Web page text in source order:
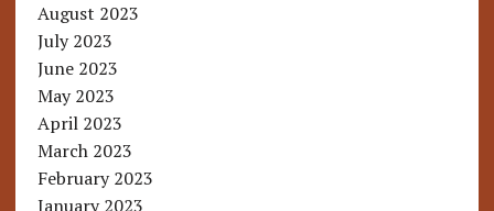
August 2023
July 2023
June 2023
May 2023
April 2023
March 2023
February 2023
January 2023